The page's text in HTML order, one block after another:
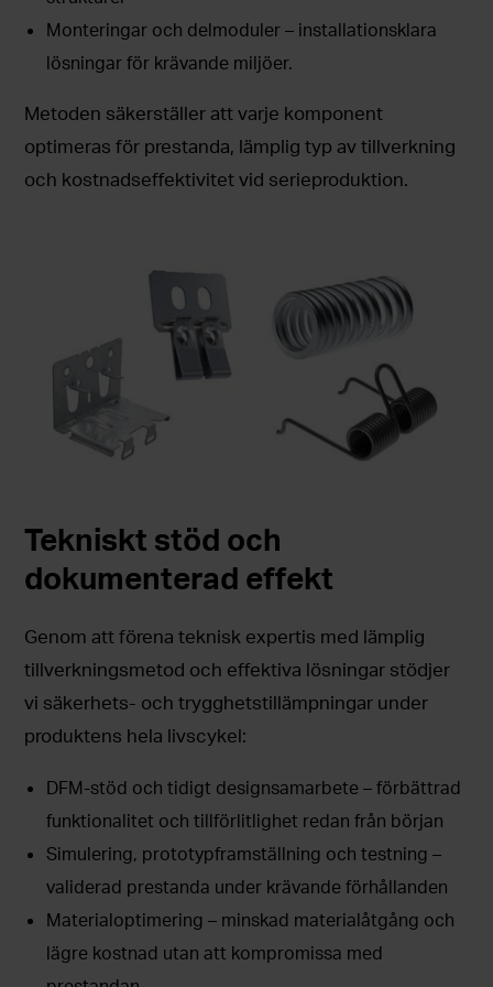
Monteringar och delmoduler – installationsklara
lösningar för krävande miljöer.
Metoden säkerställer att varje komponent
optimeras för prestanda, lämplig typ av tillverkning
och kostnadseffektivitet vid serieproduktion.
Tekniskt stöd och
dokumenterad effekt
Genom att förena teknisk expertis med lämplig
tillverkningsmetod och effektiva lösningar stödjer
vi säkerhets- och trygghetstillämpningar under
produktens hela livscykel:
DFM-stöd och tidigt designsamarbete – förbättrad
funktionalitet och tillförlitlighet redan från början
Simulering, prototypframställning och testning –
validerad prestanda under krävande förhållanden
Materialoptimering – minskad materialåtgång och
lägre kostnad utan att kompromissa med